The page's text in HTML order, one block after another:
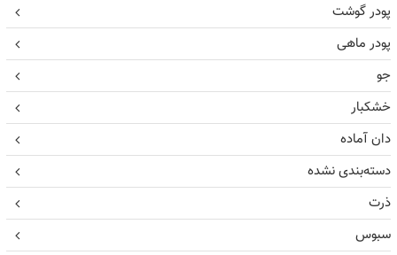
پودر گوشت
پودر ماهی
جو
خشکبار
دان آماده
دسته‌بندی نشده
ذرت
سبوس